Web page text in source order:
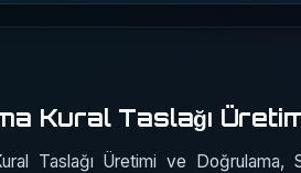
Kural Taslağı
Taslağı Üretimi ve